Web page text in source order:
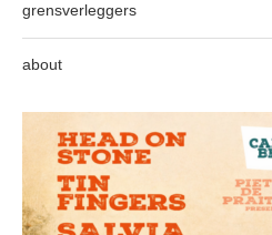
grensverleggers
about